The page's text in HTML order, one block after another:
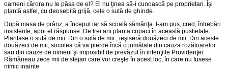
oameni cărora nu le păsa de el? El nu ţinea să-i cunoască pe proprietari. Îşi
plantă astfel, cu deosebită grijă, cele o sută de ghinde.
După masa de prânz, a început iar să scoată sămânţa. I-am pus, cred, întrebări
insistente, apoi el răspunse. De trei ani planta copaci în această pustietate.
Plantase o sută de mii. Din o sută de mii , ieşiseră douăzeci de mii. Din aceste
douăzeci de mii, socotea că va pierde încă o jumătate din cauza rozătoarelor
sau din cauze de nimeni şi imposibil de prevăzut în intenţiile Providenţei.
Rămâneau zece mii de stejari care vor creşte în acest loc, în care nu fusese
nimic inainte.